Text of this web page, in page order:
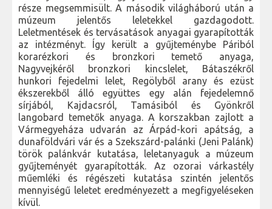
része megsemmisült. A második világháború után a
múzeum jelentős leletekkel gazdagodott.
Leletmentések és tervásatások anyagai gyarapították
az intézményt. Így került a gyűjteménybe Páriból
korarézkori és bronzkori temető anyaga,
Nagyvejkéről bronzkori kincslelet, Bátaszékről
hunkori fejedelmi lelet, Regölyből arany és ezüst
ékszerekből álló együttes egy alán fejedelemnő
sírjából, Kajdacsról, Tamásiból és Gyönkről
langobard temetők anyaga. A korszakban zajlott a
Vármegyeháza udvarán az Árpád-kori apátság, a
dunaföldvári vár és a Szekszárd-palánki (Jeni Palánk)
török palánkvár kutatása, leletanyaguk a múzeum
gyűjteményét gyarapították. Az ozorai várkastély
műemléki és régészeti kutatása szintén jelentős
mennyiségű leletet eredményezett a megfigyeléseken
kívül.